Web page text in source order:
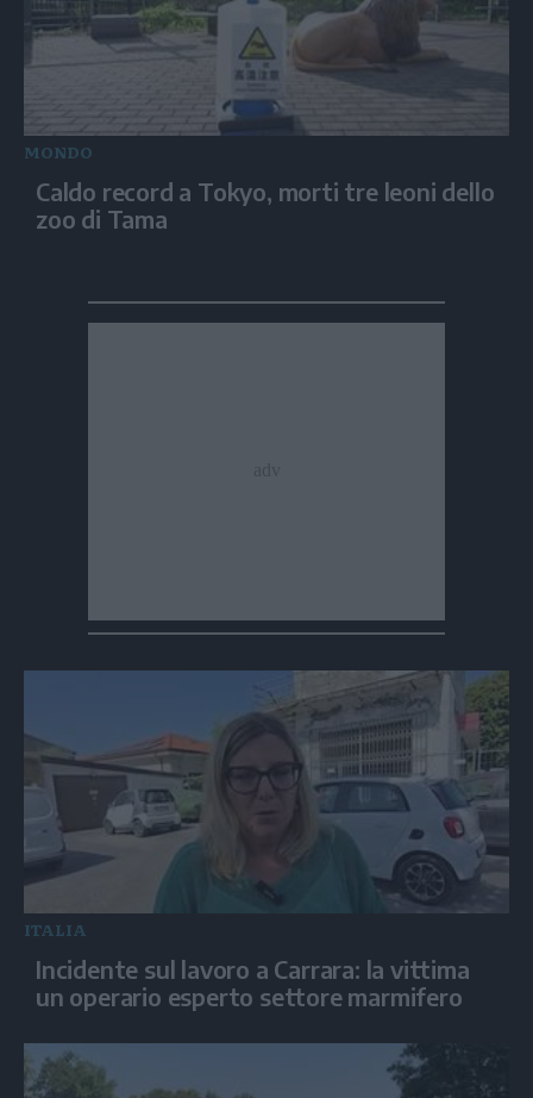
MONDO
Caldo record a Tokyo, morti tre leoni dello
zoo di Tama
ITALIA
Incidente sul lavoro a Carrara: la vittima
un operario esperto settore marmifero